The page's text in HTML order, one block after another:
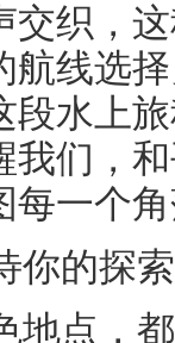
交织，
航线选
段水上
我们，
每一个
你的探索
地点，